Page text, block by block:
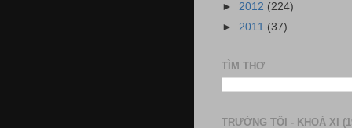
► 2012 (224)
► 2011 (37)
TÌM THƠ
TRƯỜNG TÔI - KHOÁ XI